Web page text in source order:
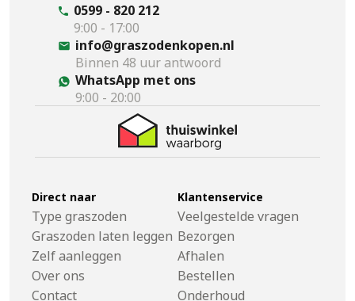
0599 - 820 212
9:00 - 17:00
info@graszodenkopen.nl
Binnen 48 uur antwoord
WhatsApp met ons
9:00 - 20:00
Direct naar
Type graszoden
Graszoden laten leggen
Zelf aanleggen
Over ons
Contact
Klantenservice
Veelgestelde vragen
Bezorgen
Afhalen
Bestellen
Onderhoud